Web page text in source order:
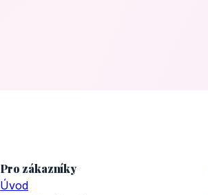
Pro zákazníky
Úvod